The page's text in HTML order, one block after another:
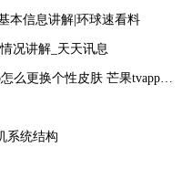
本信息讲解|环球速看料
况讲解_天天讯息
皮肤 芒果tvapp更换个性皮肤的方法
系统结构